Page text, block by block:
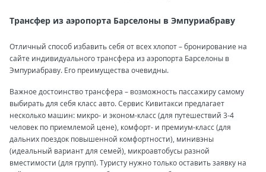
Трансфер из аэропорта Барселоны в Эмпуриабраву
Отличный способ избавить себя от всех хлопот – бронирование на
сайте индивидуального трансфера из аэропорта Барселоны в
Эмпуриабраву. Его преимущества очевидны.
Важное достоинство трансфера – возможность пассажиру самому
выбирать для себя класс авто. Сервис Кивитакси предлагает
несколько машин: микро- и эконом-класс (для путешествий 3-4
человек по приемлемой цене), комфорт- и премиум-класс (для
дальних поездок повышенной комфортности), минивэны
(идеальный вариант для семей), микроавтобусы разной
вместимости (для групп). Туристу нужно только оставить заявку на